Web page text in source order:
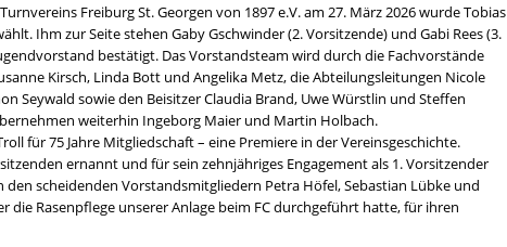
Freiburg St. Georgen von 1897 e.V. am 27. März 2026 wurde Tobias
Ihm zur Seite stehen Gaby Gschwinder (2. Vorsitzende) und Gabi Rees (3.
bestätigt. Das Vorstandsteam wird durch die Fachvorstände
Kirsch, Linda Bott und Angelika Metz, die Abteilungsleitungen Nicole
Seywald sowie den Beisitzer Claudia Brand, Uwe Würstlin und Steffen
weiterhin Ingeborg Maier und Martin Holbach.
für 75 Jahre Mitgliedschaft – eine Premiere in der Vereinsgeschichte.
ernannt und für sein zehnjähriges Engagement als 1. Vorsitzender
scheidenden Vorstandsmitgliedern Petra Höfel, Sebastian Lübke und
die Rasenpflege unserer Anlage beim FC durchgeführt hatte, für ihren